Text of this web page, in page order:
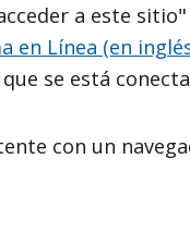
a este
en Línea (en
se está
con un